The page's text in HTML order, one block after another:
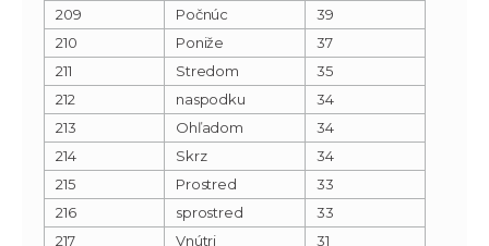
209
Počnúc
39
210
Poniže
37
211
Stredom
35
212
naspodku
34
213
Ohľadom
34
214
Skrz
34
215
Prostred
33
216
sprostred
33
217
Vnútri
31